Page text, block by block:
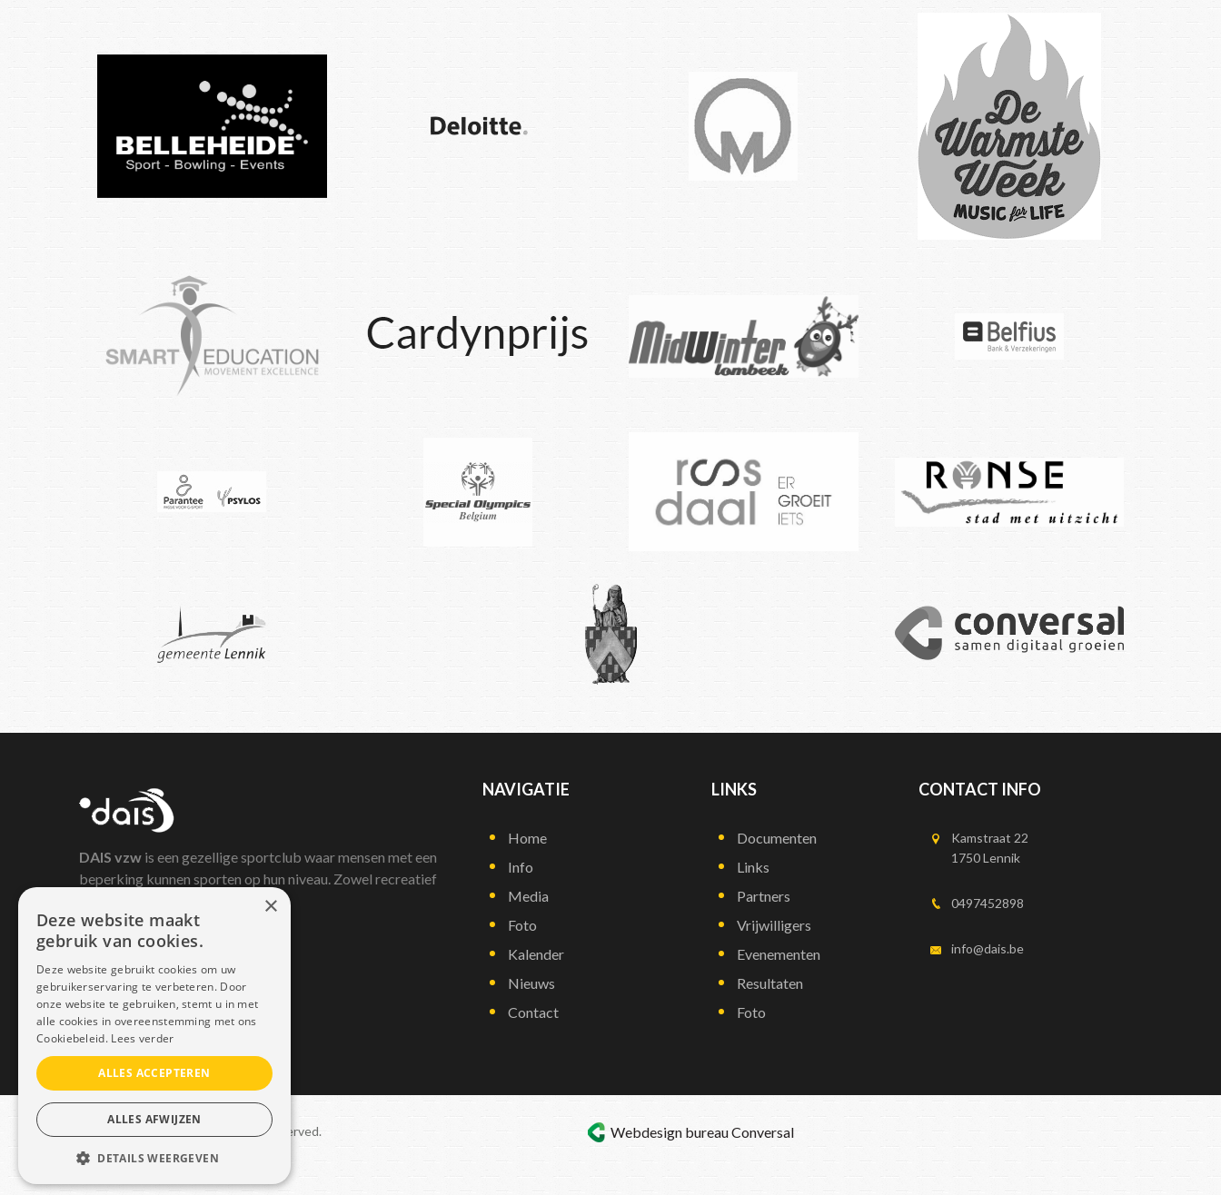
DAIS vzw is een gezellige sportclub waar mensen met een
beperking kunnen sporten op hun niveau. Zowel recreatief
NAVIGATIE
Home
Info
Media
Foto
Kalender
Nieuws
Contact
LINKS
Documenten
Links
Partners
Vrijwilligers
Evenementen
Resultaten
Foto
CONTACT INFO
Kamstraat 22
1750 Lennik
0497452898
info@dais.be
Copyright © 2021 Dais. All rights reserved.
Sitemap–GDPR
Webdesign bureauConversal
×
Deze website maakt
gebruik van cookies.
Deze website gebruikt cookies om uw
gebruikerservaring te verbeteren. Door
onze website te gebruiken, stemt u in met
alle cookies in overeenstemming met ons
Cookiebeleid. Lees verder
ALLES ACCEPTEREN
ALLES AFWIJZEN
DETAILS WEERGEVEN
STRIKT NOODZAKELIJK